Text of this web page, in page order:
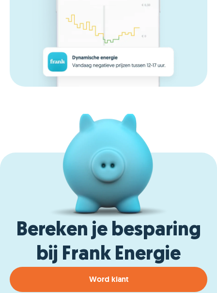
Bereken je besparing
bij Frank Energie
Word klant